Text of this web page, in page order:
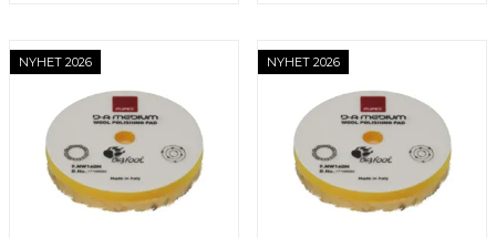
NYHET 2026 NYHET 2026